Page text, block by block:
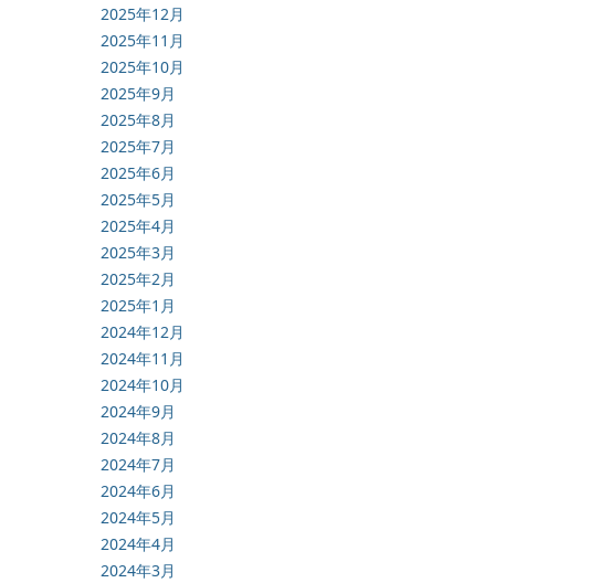
2025年12月
2025年11月
2025年10月
2025年9月
2025年8月
2025年7月
2025年6月
2025年5月
2025年4月
2025年3月
2025年2月
2025年1月
2024年12月
2024年11月
2024年10月
2024年9月
2024年8月
2024年7月
2024年6月
2024年5月
2024年4月
2024年3月